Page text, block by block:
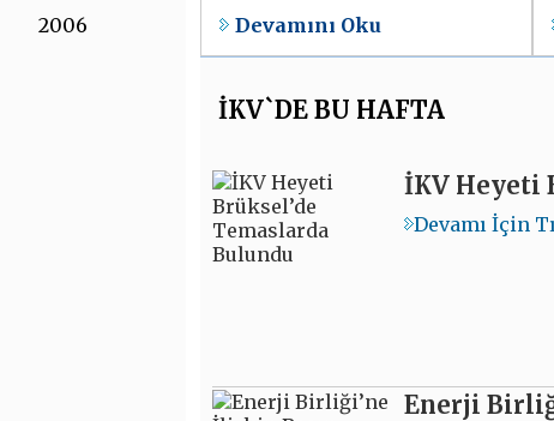
2006
Devamını Oku
İKV`DE BU HAFTA
İKV Heyeti
Devamı İçin
Enerji